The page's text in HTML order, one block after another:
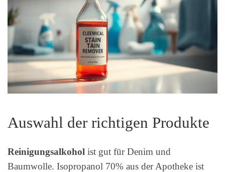
Auswahl der richtigen Produkte
Reinigungsalkohol ist gut für Denim und
Baumwolle. Isopropanol 70% aus der Apotheke ist